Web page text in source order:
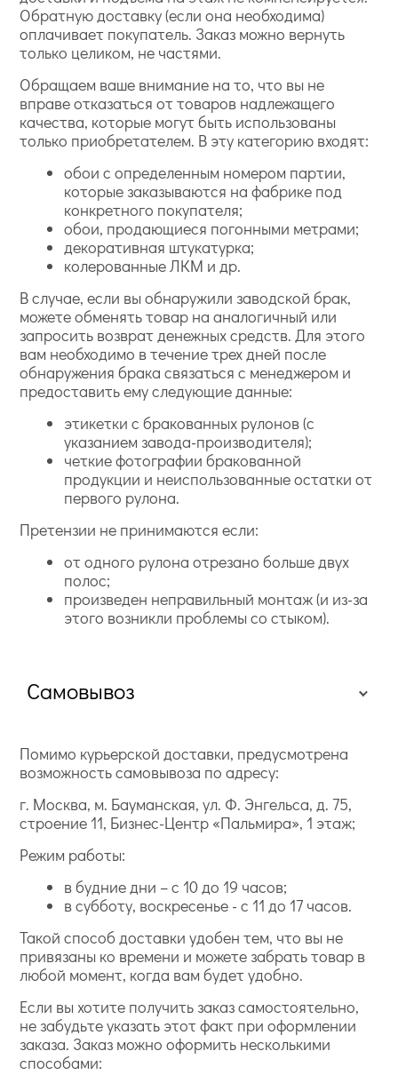
Обратную доставку (если она необходима)
оплачивает покупатель. Заказ можно вернуть
только целиком, не частями.
Обращаем ваше внимание на то, что вы не
вправе отказаться от товаров надлежащего
качества, которые могут быть использованы
только приобретателем. В эту категорию входят:
обои с определенным номером партии,
которые заказываются на фабрике под
конкретного покупателя;
обои, продающиеся погонными метрами;
декоративная штукатурка;
колерованные ЛКМ и др.
В случае, если вы обнаружили заводской брак,
можете обменять товар на аналогичный или
запросить возврат денежных средств. Для этого
вам необходимо в течение трех дней после
обнаружения брака связаться с менеджером и
предоставить ему следующие данные:
этикетки с бракованных рулонов (с
указанием завода-производителя);
четкие фотографии бракованной
продукции и неиспользованные остатки от
первого рулона.
Претензии не принимаются если:
от одного рулона отрезано больше двух
полос;
произведен неправильный монтаж (и из-за
этого возникли проблемы со стыком).
Самовывоз
Помимо курьерской доставки, предусмотрена
возможность самовывоза по адресу:
г. Москва, м. Бауманская, ул. Ф. Энгельса, д. 75,
строение 11, Бизнес-Центр «Пальмира», 1 этаж;
Режим работы:
в будние дни – с 10 до 19 часов;
в субботу, воскресенье - с 11 до 17 часов.
Такой способ доставки удобен тем, что вы не
привязаны ко времени и можете забрать товар в
любой момент, когда вам будет удобно.
Если вы хотите получить заказ самостоятельно,
не забудьте указать этот факт при оформлении
заказа. Заказ можно оформить несколькими
способами: